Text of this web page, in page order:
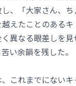
、「大家さん、
えたことのある
異なる眼差しを
い余韻を残した。
これまでにない